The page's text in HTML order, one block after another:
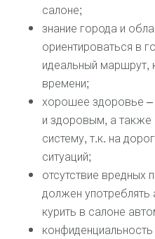
салоне;
знание города и
ориентироваться в
идеальный маршрут,
времени;
хорошее здоровье
и здоровым, а
систему, т.к. на
ситуаций;
отсутствие вредных
должен употреблять
курить в салоне